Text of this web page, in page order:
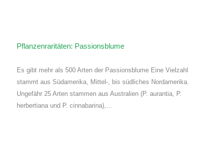
Pflanzenraritäten: Passionsblume
Es gibt mehr als 500 Arten der Passionsblume Eine Vielzahl
stammt aus Südamerika, Mittel-, bis südliches Nordamerika.
Ungefähr 25 Arten stammen aus Australien (P. aurantia, P.
herbertiana und P. cinnabarina),…